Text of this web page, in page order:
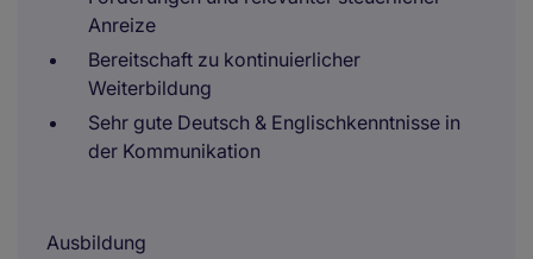
Anreize
Bereitschaft zu kontinuierlicher
Weiterbildung
Sehr gute Deutsch & Englischkenntnisse in
der Kommunikation
Ausbildung